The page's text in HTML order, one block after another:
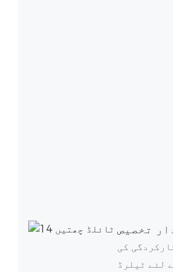
تخصیص
کی
لئے ٹیلرڈ